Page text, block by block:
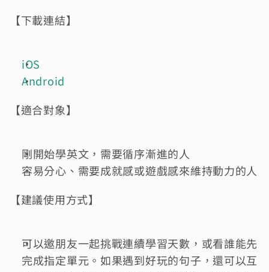
【下載連結】
iOS
Android
【適合對象】
剛開始學英文，需要循序漸進的人
容易分心、需要成就感或遊戲感來維持動力的人
【建議使用方式】
可以邀朋友一起挑戰連續學習天數，或看誰能先
完成指定單元。如果遇到好玩的句子，還可以互